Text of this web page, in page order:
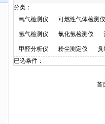
分类：
氧气检测仪
可燃性气体检测仪
氢气检测仪 氯化氢检测仪
甲醛分析仪 粉尘测定仪
臭
已选条件：
首